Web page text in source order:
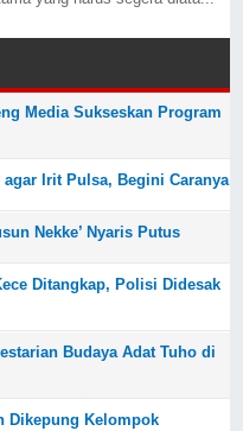
Media Sukseskan Program
Irit Pulsa, Begini Caranya
Nekke’ Nyaris Putus
Ditangkap, Polisi Didesak
Budaya Adat Tuho di
Dikepung Kelompok